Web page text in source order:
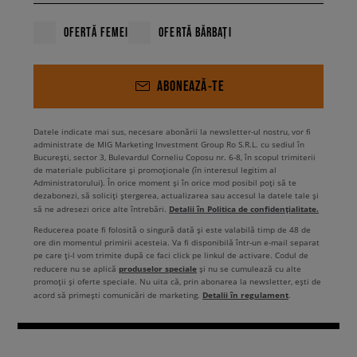
profesionisti, ale caror actiuni sunt urmarite de intreaga
atunci acorda atentie tipurilor de tehnologie de care sunt
completate diferitele produse. Producatorii de top surprind
care permit purtarea si mai placuta a haine copii lor de
firma.
Tricouri pentru fete: nu
numai pentru fanele rozului
zona de imbracaminte pentru copii, puteai vedea
impartirea standard intre modele roz si albastre. Din
fericire, aceasta perioada a trecut si moda contemporana
pentru cei mici nu se mai limiteaza la aceste doua culori.
Deci, atunci cand vrei sa cumperi articole pentru fete, nu
exista mult mai multe optiuni! In colectia disponibila acum,
OFERTĂ FEMEI OFERTĂ BĂRBAȚI
ABONEAZĂ-TE
Datele indicate mai sus, necesare abonării la newsletter-ul nostru, vor fi
administrate de MIG Marketing Investment Group Ro S.R.L. cu sediul în
București, sector 3, Bulevardul Corneliu Coposu nr. 6-8, în scopul trimiterii
de materiale publicitare și promoționale (în interesul legitim al
Administratorului). În orice moment și în orice mod posibil poți să te
dezabonezi, să soliciți ștergerea, actualizarea sau accesul la datele tale și
să ne adresezi orice alte întrebări. Detalii în Politica de confidențialitate.
Reducerea poate fi folosită o singură dată și este valabilă timp de 48 de
ore din momentul primirii acesteia. Va fi disponibilă într-un e-mail separat
pe care ți-l vom trimite după ce faci click pe linkul de activare. Codul de
reducere nu se aplică produselor speciale și nu se cumulează cu alte
promoții și oferte speciale. Nu uita că, prin abonarea la newsletter, ești de
acord să primești comunicări de marketing. Detalii în regulament